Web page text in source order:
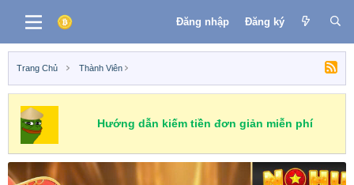
Đăng nhập Đăng ký
Trang Chủ Thành Viên
Hướng dẫn kiếm tiền đơn giản miễn phí